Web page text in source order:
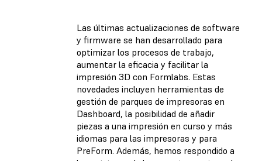
Las últimas actualizaciones de software
y firmware se han desarrollado para
optimizar los procesos de trabajo,
aumentar la eficacia y facilitar la
impresión 3D con Formlabs. Estas
novedades incluyen herramientas de
gestión de parques de impresoras en
Dashboard, la posibilidad de añadir
piezas a una impresión en curso y más
idiomas para las impresoras y para
PreForm. Además, hemos respondido a